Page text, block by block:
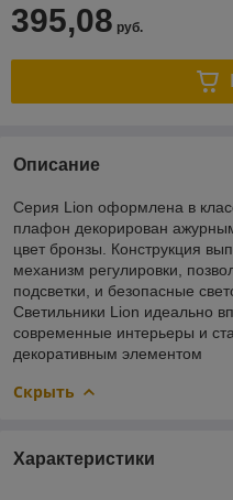
395,08 руб.
Описание
Серия Lion оформлена в
плафон декорирован
цвет бронзы. Конструкция
механизм регулировки,
подсветки, и безопасные
Светильники Lion идеально
современные интерьеры и
декоративным элементом
Скрыть
Характеристики